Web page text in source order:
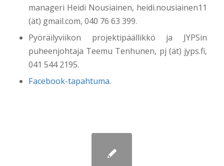
manageri Heidi Nousiainen, heidi.nousiainen11
(ät) gmail.com, 040 76 63 399.
Pyöräilyviikon projektipäällikkö ja JYPSin
puheenjohtaja Teemu Tenhunen, pj (ät) jyps.fi,
041 544 2195.
Facebook-tapahtuma.